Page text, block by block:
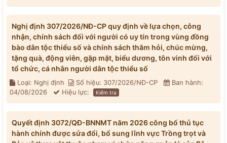
Nghị định 307/2026/NĐ-CP quy định về lựa chọn, công
nhận, chính sách đối với người có uy tín trong vùng đồng
bào dân tộc thiểu số và chính sách thăm hỏi, chúc mừng,
tặng quà, động viên, gặp mặt, biểu dương, tôn vinh đối với
tổ chức, cá nhân người dân tộc thiểu số
Loại: Nghị định Số hiệu: 307/2026/NĐ-CP
Ban hành:
04/08/2026
Hiệu lực: Kiểm tra
Quyết định 3072/QĐ-BNNMT năm 2026 công bố thủ tục
hành chính được sửa đổi, bổ sung lĩnh vực Trồng trọt và